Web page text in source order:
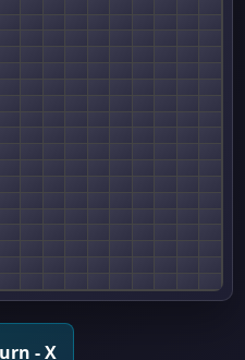
- X